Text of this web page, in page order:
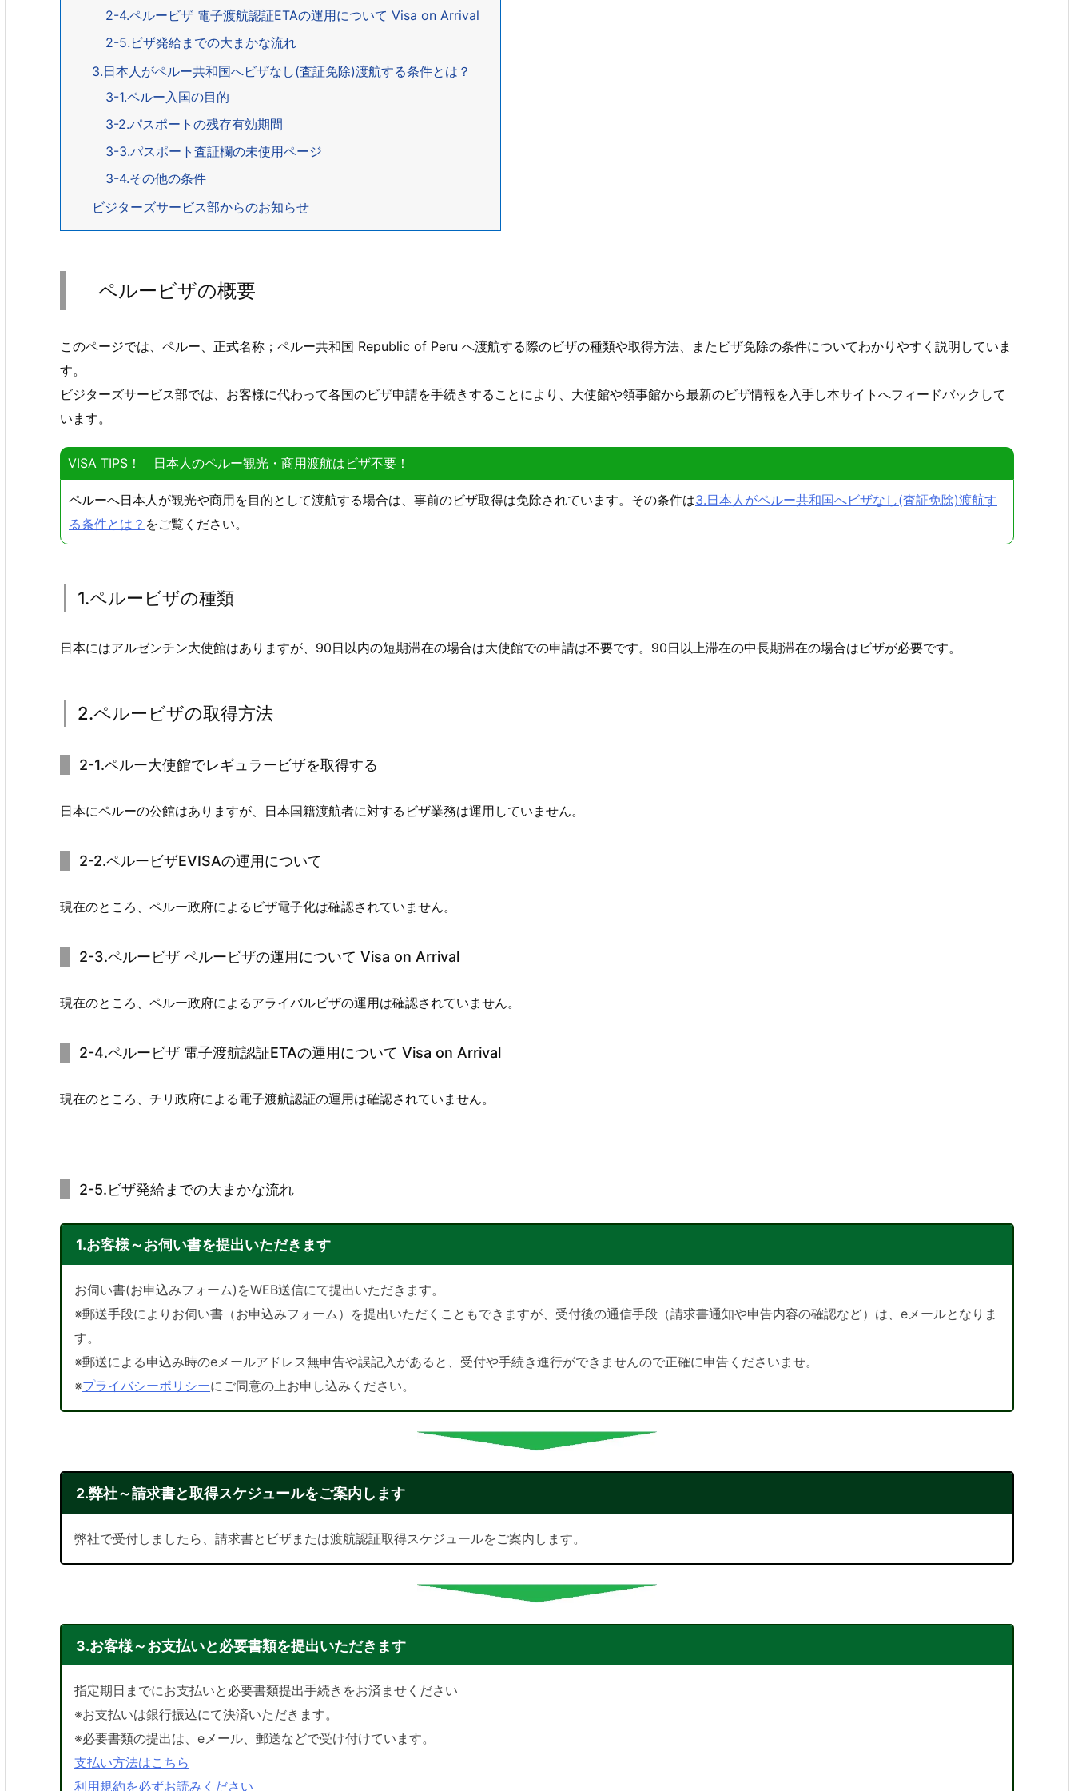
2-4.ペルービザ 電子渡航認証ETAの運用について Visa on Arrival
2-5.ビザ発給までの大まかな流れ
3.日本人がペルー共和国へビザなし(査証免除)渡航する条件とは？
3-1.ペルー入国の目的
3-2.パスポートの残存有効期間
3-3.パスポート査証欄の未使用ページ
3-4.その他の条件
ビジターズサービス部からのお知らせ
ペルービザの概要
このページでは、ペルー、正式名称；ペルー共和国 Republic of Peru へ渡航する際のビザの種類や取得方法、またビザ免除の条件についてわかりやすく説明していま
す。
ビジターズサービス部では、お客様に代わって各国のビザ申請を手続きすることにより、大使館や領事館から最新のビザ情報を入手し本サイトへフィードバックして
います。
VISA TIPS！ 日本人のペルー観光・商用渡航はビザ不要！
ペルーへ日本人が観光や商用を目的として渡航する場合は、事前のビザ取得は免除されています。その条件は3.日本人がペルー共和国へビザなし(査証免除)渡航す
る条件とは？ をご覧ください。
1.ペルービザの種類
日本にはアルゼンチン大使館はありますが、90日以内の短期滞在の場合は大使館での申請は不要です。90日以上滞在の中長期滞在の場合はビザが必要です。
2.ペルービザの取得方法
2-1.ペルー大使館でレギュラービザを取得する
日本にペルーの公館はありますが、日本国籍渡航者に対するビザ業務は運用していません。
2-2.ペルービザEVISAの運用について
現在のところ、ペルー政府によるビザ電子化は確認されていません。
2-3.ペルービザ ペルービザの運用について Visa on Arrival
現在のところ、ペルー政府によるアライバルビザの運用は確認されていません。
2-4.ペルービザ 電子渡航認証ETAの運用について Visa on Arrival
現在のところ、チリ政府による電子渡航認証の運用は確認されていません。
2-5.ビザ発給までの大まかな流れ
1.お客様～お伺い書を提出いただきます
お伺い書(お申込みフォーム)をWEB送信にて提出いただきます。
※郵送手段によりお伺い書（お申込みフォーム）を提出いただくこともできますが、受付後の通信手段（請求書通知や申告内容の確認など）は、eメールとなりま
す。
※郵送による申込み時のeメールアドレス無申告や誤記入があると、受付や手続き進行ができませんので正確に申告くださいませ。
※プライバシーポリシーにご同意の上お申し込みください。
2.弊社～請求書と取得スケジュールをご案内します
弊社で受付しましたら、請求書とビザまたは渡航認証取得スケジュールをご案内します。
3.お客様～お支払いと必要書類を提出いただきます
指定期日までにお支払いと必要書類提出手続きをお済ませください
※お支払いは銀行振込にて決済いただきます。
※必要書類の提出は、eメール、郵送などで受け付けています。
支払い方法はこちら
利用規約を必ずお読みください